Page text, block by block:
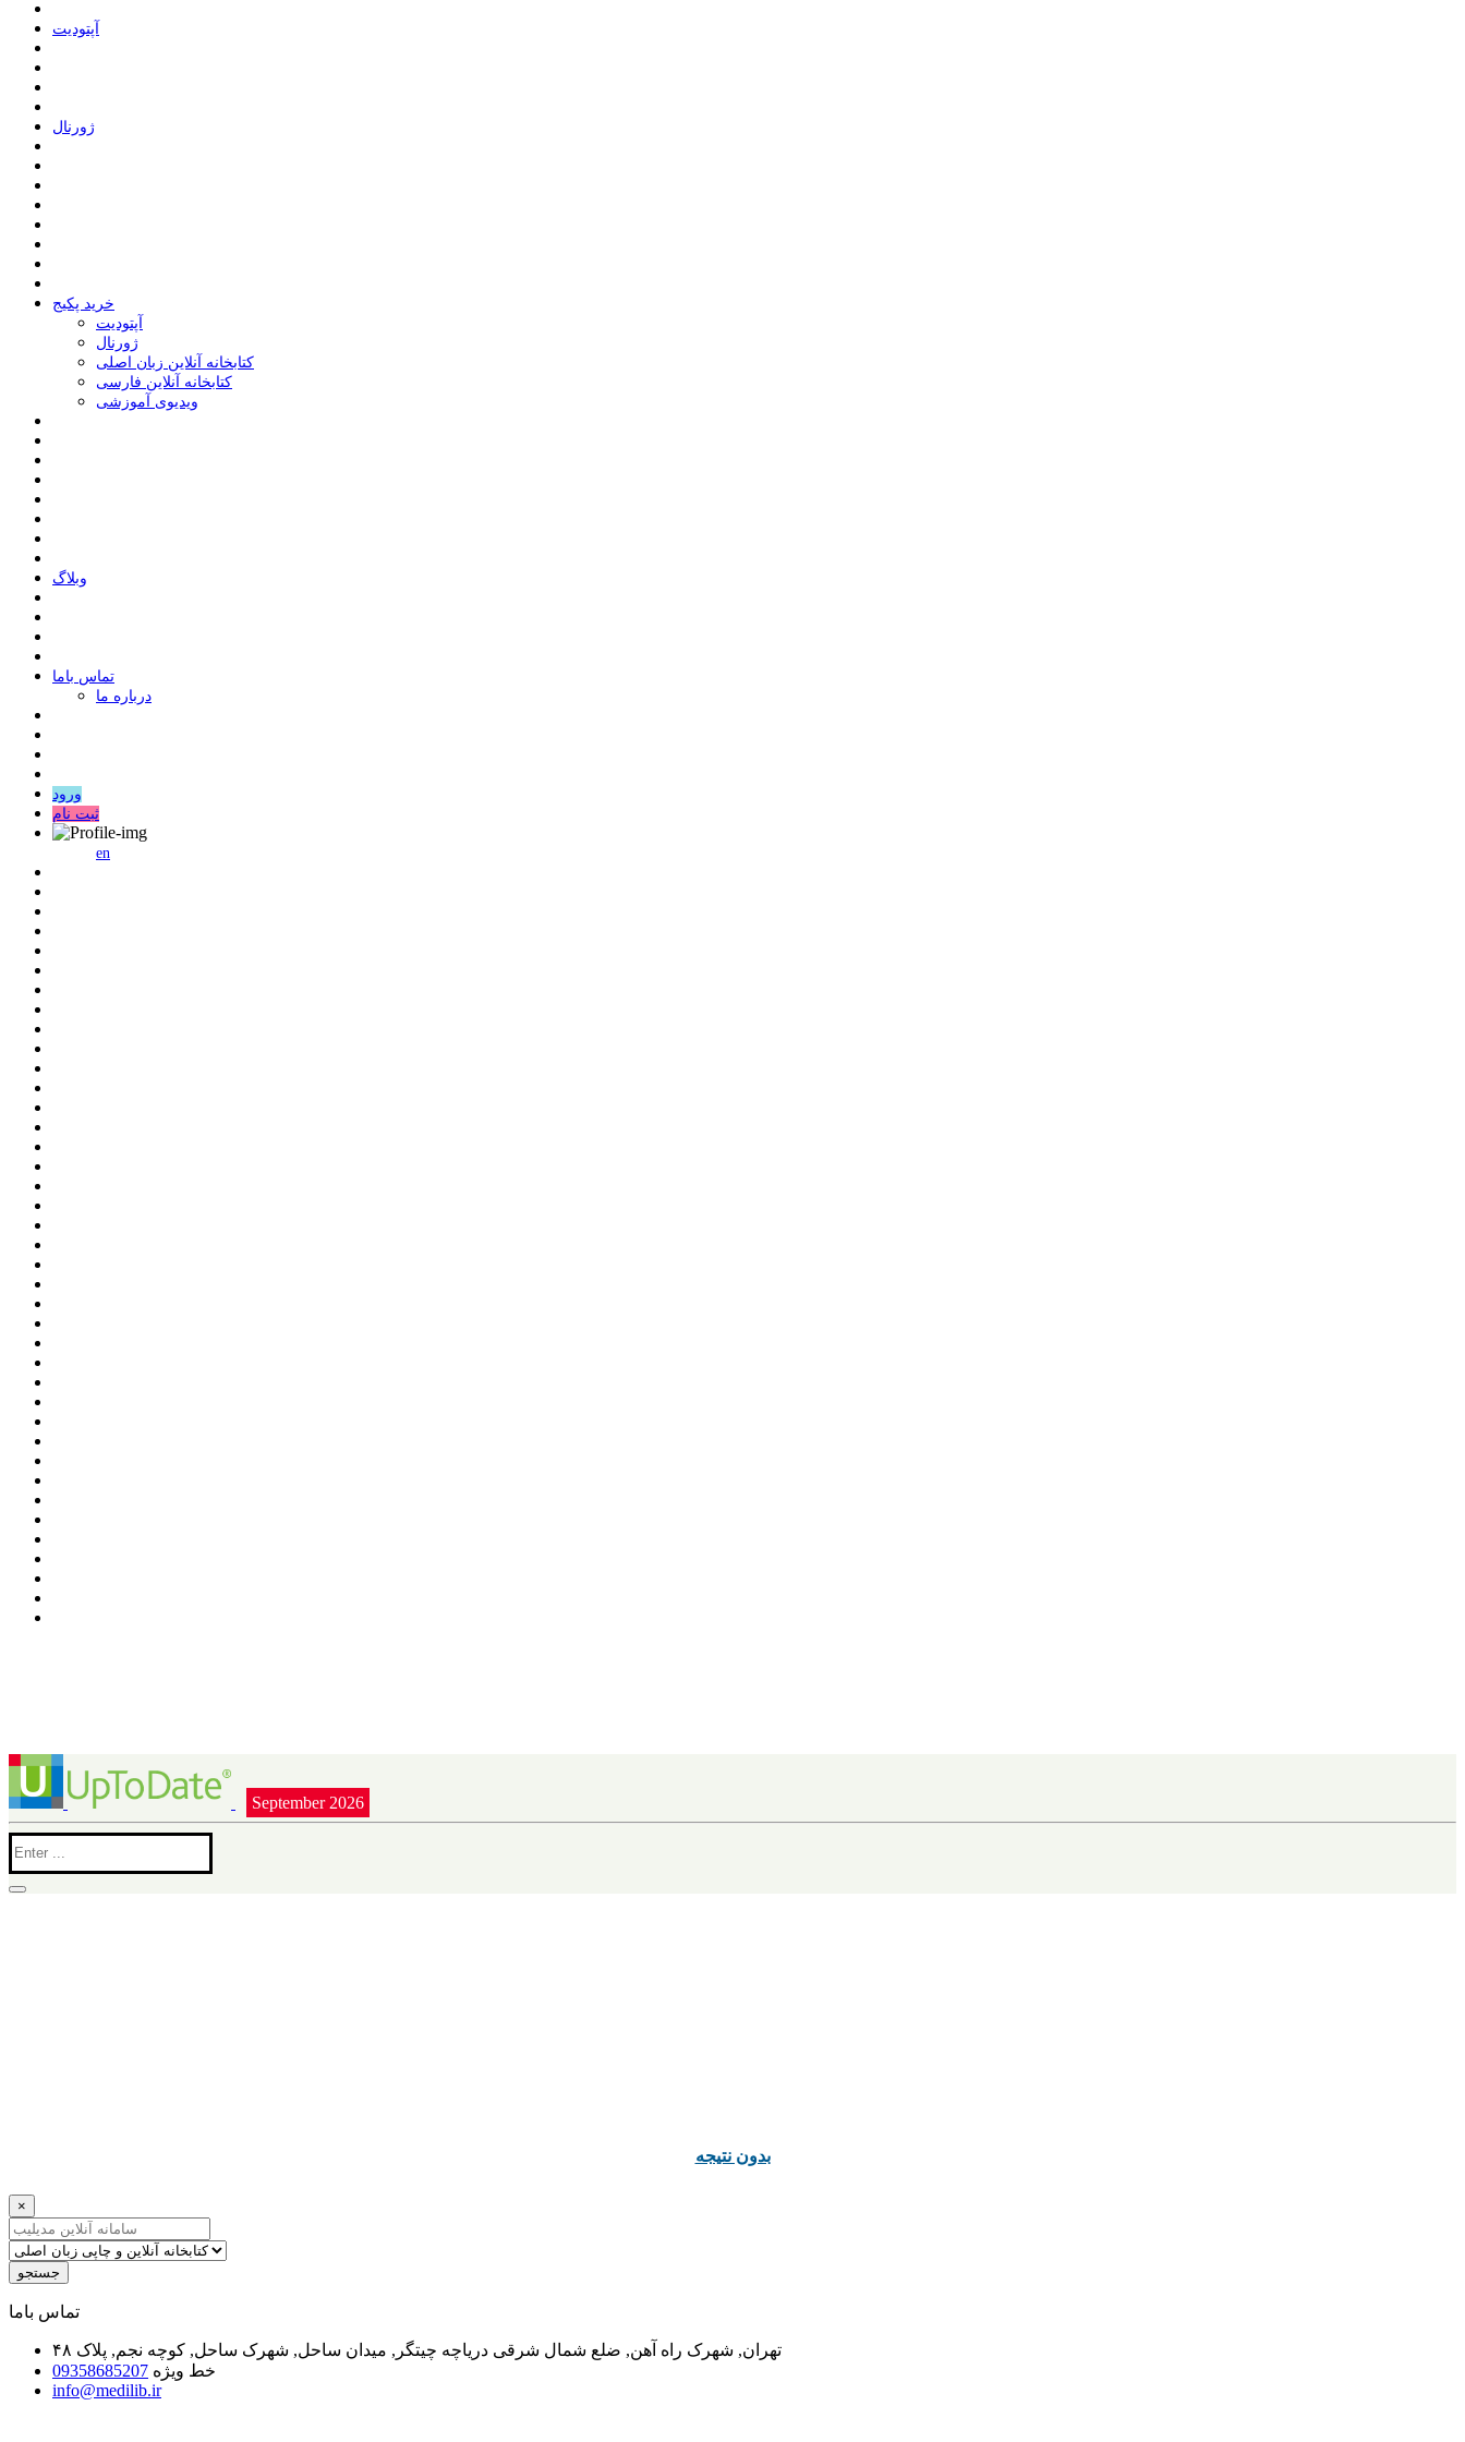
ﺁﭘﺘﻮﺩﯾﺖ
ﮊﻭﺭﻧﺎﻝ
خرید پکیج
ﺁﭘﺘﻮﺩﯾﺖ
ﮊﻭﺭﻧﺎﻝ
کتابخانه آنلاین زبان اصلی
کتابخانه آنلاین فارسی
ویدیوی آموزشی
وبلاگ
ﺗﻤﺎﺱ ﺑﺎﻣﺎ
درباره ما
ورود
ثبت نام
en
September 2026
ﺑﺪﻭﻥ ﻧﺘﯿﺠﻪ
×
جستجو
ﺗﻤﺎﺱ ﺑﺎﻣﺎ
تهران, شهرک راه آهن, ضلع شمال شرقی دریاچه چیتگر, میدان ساحل, شهرک ساحل, کوچه نجم, پلاک ۴۸
خط ویژه 09358685207
info@medilib.ir